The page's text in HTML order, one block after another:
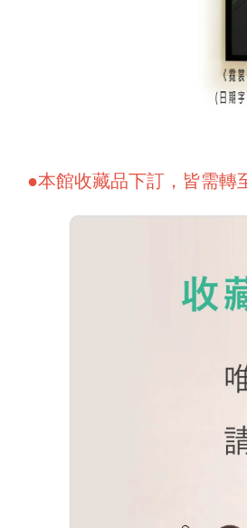
●本館收藏品下訂，皆需轉